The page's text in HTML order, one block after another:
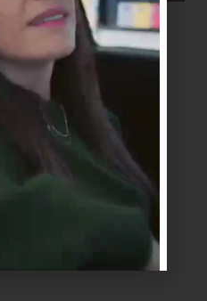
en la costa por ciclón
120 km/h